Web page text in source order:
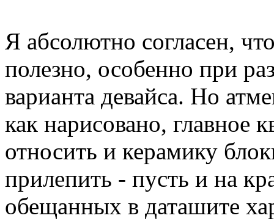
Я абсолютно согласен,
полезно, особенно при
варианта девайса. Но
как нарисовано, главное
относить и керамику
прилепить - пусть и на
обещанных в даташите